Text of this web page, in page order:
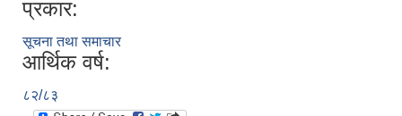
प्रकार:
सूचना तथा समाचार
आर्थिक वर्ष:
८२/८३